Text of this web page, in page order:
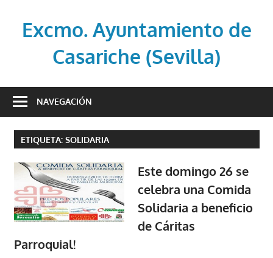
contenidoExcmo. Ayuntamiento de
Casariche (Sevilla)
oficial
Ayuntamiento
de
Casariche
(Sevilla)
NAVEGACIÓN
ETIQUETA: SOLIDARIA
Este domingo 26 se
celebra una Comida
Solidaria a beneficio
de Cáritas
Parroquial!